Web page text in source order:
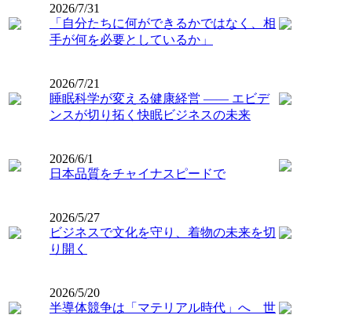
2026/7/31
「自分たちに何ができるかではなく、相
手が何を必要としているか」
2026/7/21
睡眠科学が変える健康経営 ―― エビデ
ンスが切り拓く快眠ビジネスの未来
2026/6/1
日本品質をチャイナスピードで
2026/5/27
ビジネスで文化を守り、着物の未来を切
り開く
2026/5/20
半導体競争は「マテリアル時代」へ 世